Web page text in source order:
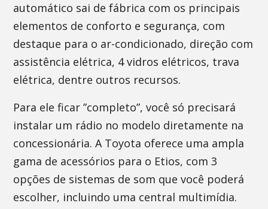
automático sai de fábrica com os principais
elementos de conforto e segurança, com
destaque para o ar-condicionado, direção com
assistência elétrica, 4 vidros elétricos, trava
elétrica, dentre outros recursos.
Para ele ficar ”completo”, você só precisará
instalar um rádio no modelo diretamente na
concessionária. A Toyota oferece uma ampla
gama de acessórios para o Etios, com 3
opções de sistemas de som que você poderá
escolher, incluindo uma central multimídia.